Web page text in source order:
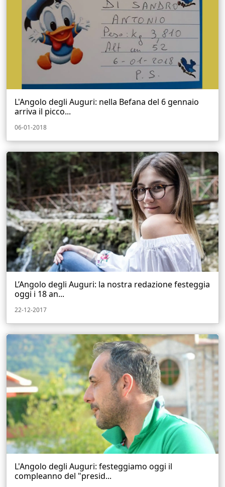
L'Angolo degli Auguri: nella Befana del 6 gennaio
arriva il picco...
06-01-2018
L’Angolo degli Auguri: la nostra redazione festeggia
oggi i 18 an...
22-12-2017
L'Angolo degli Auguri: festeggiamo oggi il
compleanno del "presid...